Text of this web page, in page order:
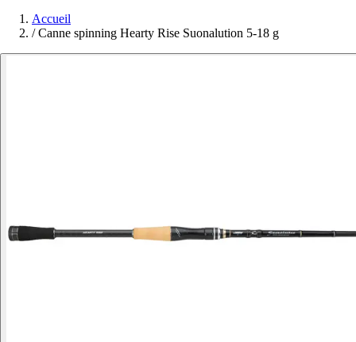
Accueil
/ Canne spinning Hearty Rise Suonalution 5-18 g